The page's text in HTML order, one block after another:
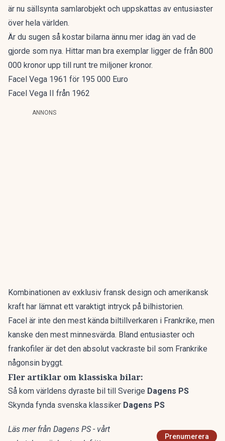
är nu sällsynta samlarobjekt och uppskattas av entusiaster
över hela världen.
Är du sugen så kostar bilarna ännu mer idag än vad de
gjorde som nya. Hittar man bra exemplar ligger de från 800
000 kronor upp till runt tre miljoner kronor.
Facel Vega 1961 för 195 000 Euro
Facel Vega II från 1962
ANNONS
Kombinationen av exklusiv fransk design och amerikansk
kraft har lämnat ett varaktigt intryck på bilhistorien.
Facel är inte den mest kända biltillverkaren i Frankrike, men
kanske den mest minnesvärda. Bland entusiaster och
frankofiler är det den absolut vackraste bil som Frankrike
någonsin byggt.
Fler artiklar om klassiska bilar:
Så kom världens dyraste bil till Sverige Dagens PS
Skynda fynda svenska klassiker Dagens PS
Läs mer från Dagens PS - vårt
Prenumerera